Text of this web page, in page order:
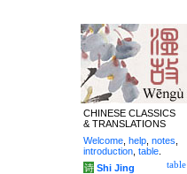
CHINESE CLASSICS
& TRANSLATIONS
Welcome help notes
introduction table
table
诗 Shi Jing